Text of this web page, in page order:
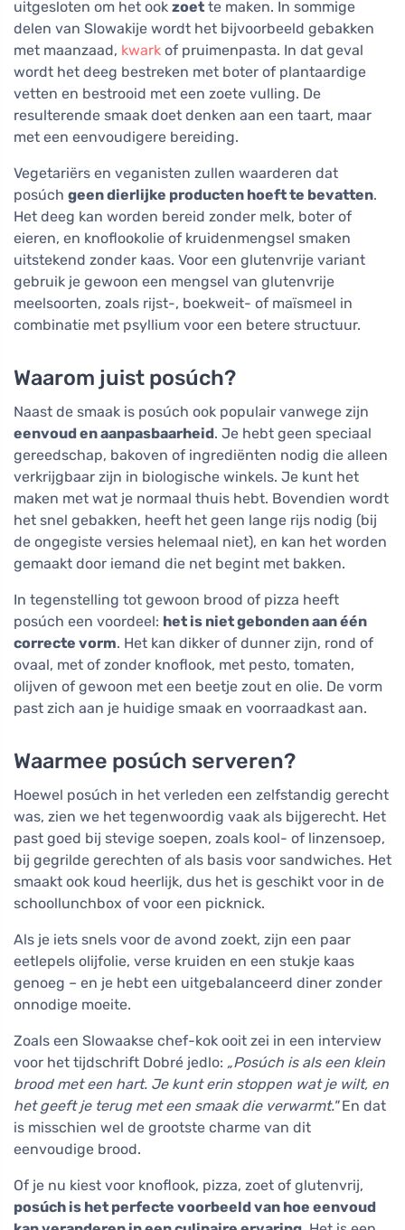
uitgesloten om het ook zoet te maken. In sommige
delen van Slowakije wordt het bijvoorbeeld gebakken
met maanzaad, kwark of pruimenpasta. In dat geval
wordt het deeg bestreken met boter of plantaardige
vetten en bestrooid met een zoete vulling. De
resulterende smaak doet denken aan een taart, maar
met een eenvoudigere bereiding.
Vegetariërs en veganisten zullen waarderen dat
posúch geen dierlijke producten hoeft te bevatten.
Het deeg kan worden bereid zonder melk, boter of
eieren, en knoflookolie of kruidenmengsel smaken
uitstekend zonder kaas. Voor een glutenvrije variant
gebruik je gewoon een mengsel van glutenvrije
meelsoorten, zoals rijst-, boekweit- of maïsmeel in
combinatie met psyllium voor een betere structuur.
Waarom juist posúch?
Naast de smaak is posúch ook populair vanwege zijn
eenvoud en aanpasbaarheid. Je hebt geen speciaal
gereedschap, bakoven of ingrediënten nodig die alleen
verkrijgbaar zijn in biologische winkels. Je kunt het
maken met wat je normaal thuis hebt. Bovendien wordt
het snel gebakken, heeft het geen lange rijs nodig (bij
de ongegiste versies helemaal niet), en kan het worden
gemaakt door iemand die net begint met bakken.
In tegenstelling tot gewoon brood of pizza heeft
posúch een voordeel: het is niet gebonden aan één
correcte vorm. Het kan dikker of dunner zijn, rond of
ovaal, met of zonder knoflook, met pesto, tomaten,
olijven of gewoon met een beetje zout en olie. De vorm
past zich aan je huidige smaak en voorraadkast aan.
Waarmee posúch serveren?
Hoewel posúch in het verleden een zelfstandig gerecht
was, zien we het tegenwoordig vaak als bijgerecht. Het
past goed bij stevige soepen, zoals kool- of linzensoep,
bij gegrilde gerechten of als basis voor sandwiches. Het
smaakt ook koud heerlijk, dus het is geschikt voor in de
schoollunchbox of voor een picknick.
Als je iets snels voor de avond zoekt, zijn een paar
eetlepels olijfolie, verse kruiden en een stukje kaas
genoeg – en je hebt een uitgebalanceerd diner zonder
onnodige moeite.
Zoals een Slowaakse chef-kok ooit zei in een interview
voor het tijdschrift Dobré jedlo: „Posúch is als een klein
brood met een hart. Je kunt erin stoppen wat je wilt, en
het geeft je terug met een smaak die verwarmt."En dat
is misschien wel de grootste charme van dit
eenvoudige brood.
Of je nu kiest voor knoflook, pizza, zoet of glutenvrij,
posúch is het perfecte voorbeeld van hoe eenvoud